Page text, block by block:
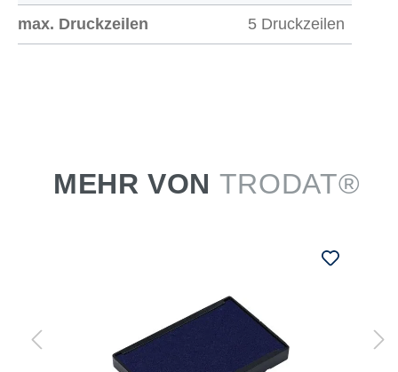
max. Druckzeilen 5 Druckzeilen
MEHR VON TRODAT®